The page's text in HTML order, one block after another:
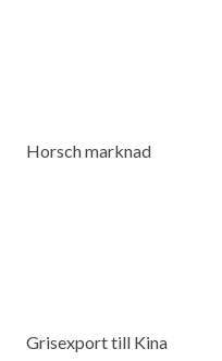
Horsch marknad
Grisexport till Kina